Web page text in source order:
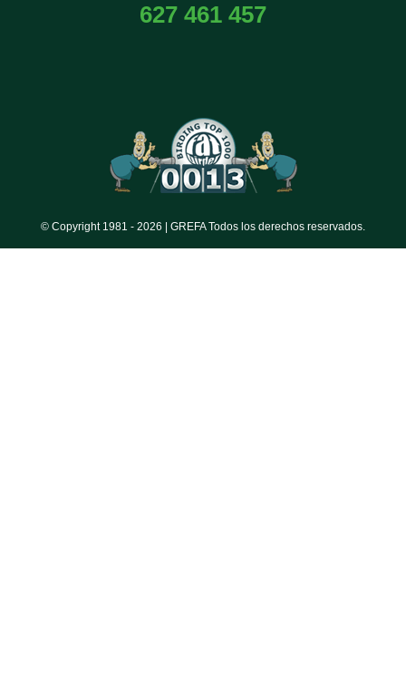
627 461 457
© Copyright 1981 - 2026 | GREFA Todos los derechos reservados.